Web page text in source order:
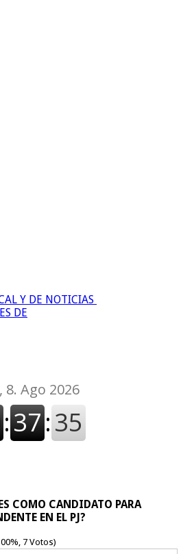
Y DE NOTICIAS
DE
COMO CANDIDATO PARA
EN EL PJ?
7 Votos)